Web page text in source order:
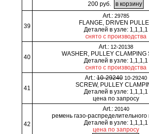
200 руб.
39
Art.: 29785
FLANGE, DRIVEN
Деталей в узле: 1,1,1,1
снято с производства
40
Art.: 12-20138
WASHER, PULLEY CLAMPING
Деталей в узле: 1,1,1,1
снято с производства
41
Art.:10-29240 10-29240
SCREW, PULLEY
Деталей в узле: 1,1,1,1
цена по запросу
42
Art.: 20140
ремень газо-
Деталей в узле: 1,1,1,1
цена по запросу